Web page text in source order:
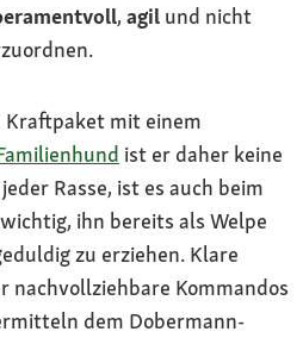
, agil und nicht
Kraftpaket mit einem
ist er daher keine
Rasse, ist es auch beim
ihn bereits als Welpe
zu erziehen. Klare
nachvollziehbare Kommandos
dem Dobermann-